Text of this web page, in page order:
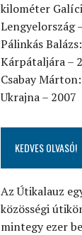
kilométer
Lengyelország
Pálinkás
Kárpátaljára –
Csabay
Ukrajna – 2007
KEDVES OLVASÓ!
Az Útikalauz
közösségi
mintegy ezer